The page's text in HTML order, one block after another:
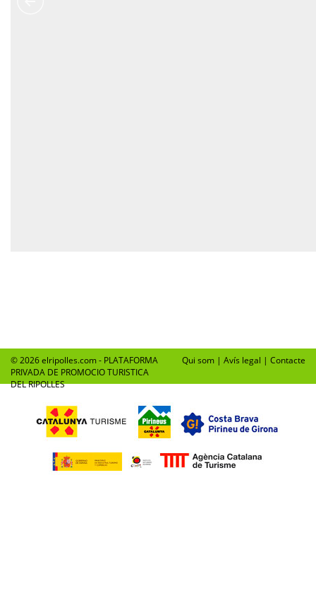
© 2026 elripolles.com - PLATAFORMA
PRIVADA DE PROMOCIO TURISTICA
DEL RIPOLLES
Qui som | Avís legal | Contacte